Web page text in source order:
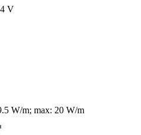
V
W/m; max: 20 W/m